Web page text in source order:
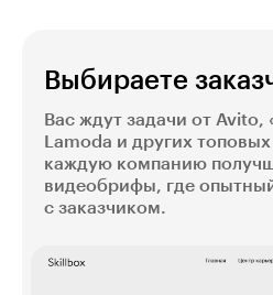
Выбираете
Вас ждут задачи от Avito,
Lamoda и других
каждую компанию
видеобрифы, где
с заказчиком.